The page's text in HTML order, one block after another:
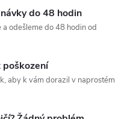
do 48 hodin
odešleme do 48 hodin od
poškození
aby k vám dorazil v naprostém